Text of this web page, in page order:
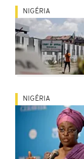
NIGÉRIA
NIGÉRIA